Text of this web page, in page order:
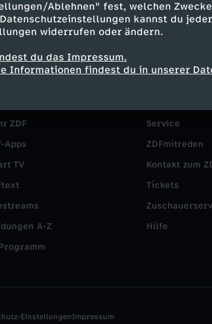
Ablehnen" fest, welchen
kannst du
widerrufen oder ändern.
du das Impressum.
Informationen findest du in unserer
ZDF
Apps
TV
A-Z
Service
ZDFmitreden
Kontakt zum
Tickets
Hilfe
EinstellungenImpressum